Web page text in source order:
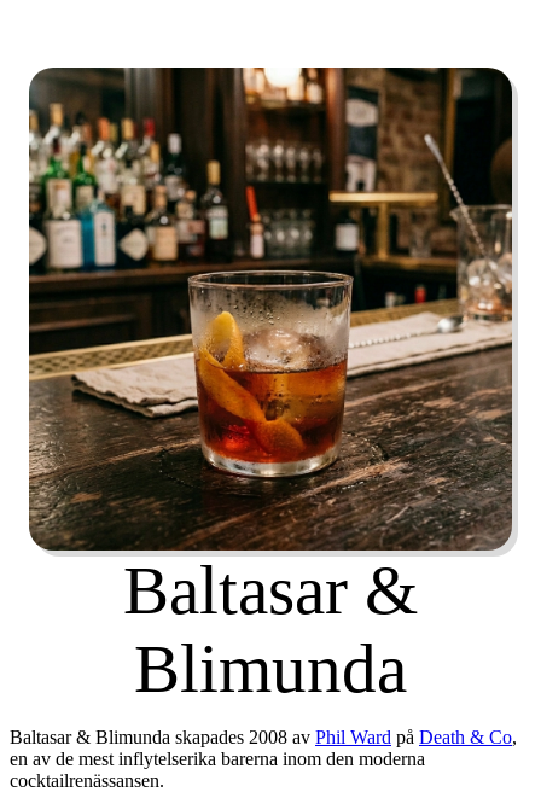
Baltasar &
Blimunda
Baltasar & Blimunda skapades 2008 av Phil Ward på Death & Co,
en av de mest inflytelserika barerna inom den moderna
cocktailrenässansen.